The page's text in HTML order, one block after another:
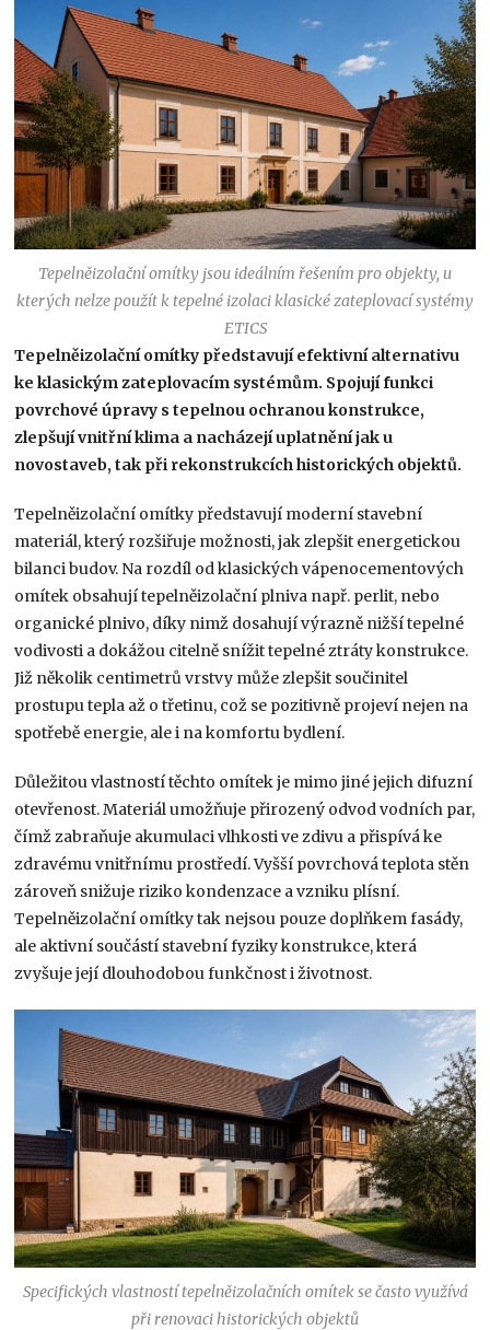
Tepelněizolační omítky jsou ideálním řešením pro objekty, u
kterých nelze použít k tepelné izolaci klasické zateplovací systémy
ETICS
Tepelněizolační omítky představují efektivní alternativu
ke klasickým zateplovacím systémům. Spojují funkci
povrchové úpravy s tepelnou ochranou konstrukce,
zlepšují vnitřní klima a nacházejí uplatnění jak u
novostaveb, tak při rekonstrukcích historických objektů.
Tepelněizolační omítky představují moderní stavební
materiál, který rozšiřuje možnosti, jak zlepšit energetickou
bilanci budov. Na rozdíl od klasických vápenocementových
omítek obsahují tepelněizolační plniva např. perlit, nebo
organické plnivo, díky nimž dosahují výrazně nižší tepelné
vodivosti a dokážou citelně snížit tepelné ztráty konstrukce.
Již několik centimetrů vrstvy může zlepšit součinitel
prostupu tepla až o třetinu, což se pozitivně projeví nejen na
spotřebě energie, ale i na komfortu bydlení.
Důležitou vlastností těchto omítek je mimo jiné jejich difuzní
otevřenost. Materiál umožňuje přirozený odvod vodních par,
čímž zabraňuje akumulaci vlhkosti ve zdivu a přispívá ke
zdravému vnitřnímu prostředí. Vyšší povrchová teplota stěn
zároveň snižuje riziko kondenzace a vzniku plísní.
Tepelněizolační omítky tak nejsou pouze doplňkem fasády,
ale aktivní součástí stavební fyziky konstrukce, která
zvyšuje její dlouhodobou funkčnost i životnost.
Specifických vlastností tepelněizolačních omítek se často využívá
při renovaci historických objektů